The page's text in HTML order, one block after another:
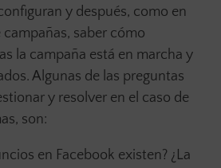
y después, como en
saber cómo
la campaña está en marcha y
Algunas de las preguntas
y resolver en el caso de
son:
en Facebook existen? ¿La